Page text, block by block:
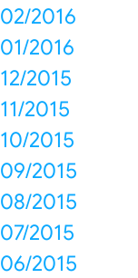
02/2016
01/2016
12/2015
11/2015
10/2015
09/2015
08/2015
07/2015
06/2015